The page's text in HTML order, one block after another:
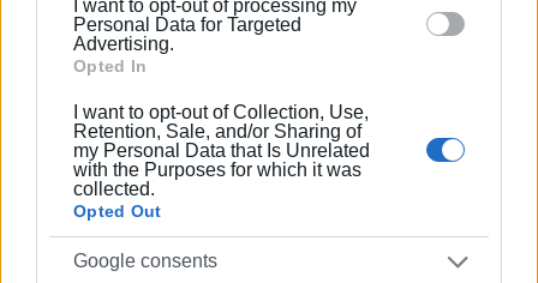
section.
I want to opt-out of processing my
Personal Data for Targeted
Advertising.
Opted In
I want to opt-out of Collection, Use,
Retention, Sale, and/or Sharing of
my Personal Data that Is Unrelated
with the Purposes for which it was
collected.
Opted Out
Google consents
δεν είναι το ίδιο.
Όσο ο χορός των πυγολαμπίδων εναρμονιζόταν με το
γινόταν περισσότερο μαγικό από ποτέ. Αυτό συνέβαινε,
λένε οι μάγισσες, διότι ο χορός των πυγολαμπίδων δεν
είναι μόνο ένας χορός του έρωτα. Είναι κάτι ακόμα
περισσότερο.
Ετούτο έμοιαζε περισσότερο με ταγκό. Ήταν ο χορός